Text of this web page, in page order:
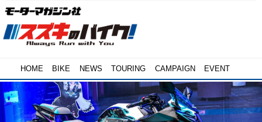
HOME BIKE NEWS TOURING CAMPAIGN EVENT